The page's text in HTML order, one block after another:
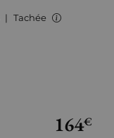
| Tachée
164€